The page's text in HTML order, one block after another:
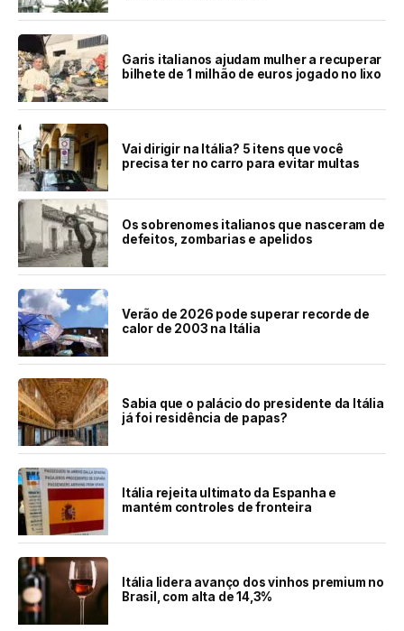
Garis italianos ajudam mulher a recuperar
bilhete de 1 milhão de euros jogado no lixo
Vai dirigir na Itália? 5 itens que você
precisa ter no carro para evitar multas
Os sobrenomes italianos que nasceram de
defeitos, zombarias e apelidos
Verão de 2026 pode superar recorde de
calor de 2003 na Itália
Sabia que o palácio do presidente da Itália
já foi residência de papas?
Itália rejeita ultimato da Espanha e
mantém controles de fronteira
Itália lidera avanço dos vinhos premium no
Brasil, com alta de 14,3%